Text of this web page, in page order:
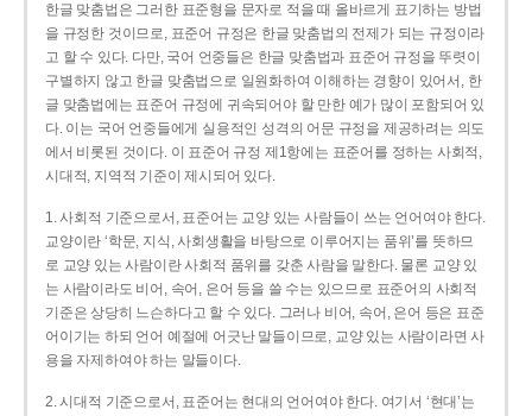
한글 맞춤법은 그러한 표준형을 문자로 적을 때 올바르게 표기하는 방법
을 규정한 것이므로, 표준어 규정은 한글 맞춤법의 전제가 되는 규정이라
고 할 수 있다. 다만, 국어 언중들은 한글 맞춤법과 표준어 규정을 뚜렷이
구별하지 않고 한글 맞춤법으로 일원화하여 이해하는 경향이 있어서, 한
글 맞춤법에는 표준어 규정에 귀속되어야 할 만한 예가 많이 포함되어 있
다. 이는 국어 언중들에게 실용적인 성격의 어문 규정을 제공하려는 의도
에서 비롯된 것이다. 이 표준어 규정 제1항에는 표준어를 정하는 사회적,
시대적, 지역적 기준이 제시되어 있다.
1. 사회적 기준으로서, 표준어는 교양 있는 사람들이 쓰는 언어여야 한다.
교양이란 ‘학문, 지식, 사회생활을 바탕으로 이루어지는 품위’를 뜻하므
로 교양 있는 사람이란 사회적 품위를 갖춘 사람을 말한다. 물론 교양 있
는 사람이라도 비어, 속어, 은어 등을 쓸 수는 있으므로 표준어의 사회적
기준은 상당히 느슨하다고 할 수 있다. 그러나 비어, 속어, 은어 등은 표준
어이기는 하되 언어 예절에 어긋난 말들이므로, 교양 있는 사람이라면 사
용을 자제하여야 하는 말들이다.
2. 시대적 기준으로서, 표준어는 현대의 언어여야 한다. 여기서 ‘현대’는